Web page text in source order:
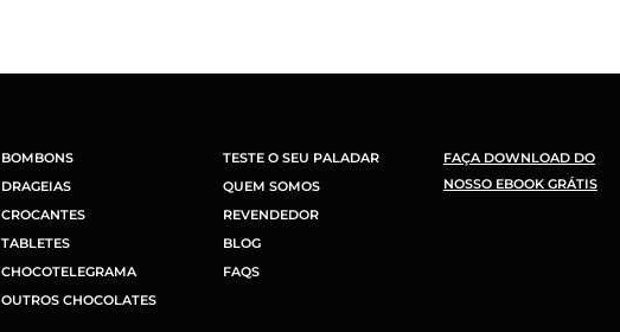
BOMBONS
DRAGEIAS
CROCANTES
TABLETES
CHOCOTELEGRAMA
OUTROS CHOCOLATES
TESTE O SEU PALADAR
QUEM SOMOS
REVENDEDOR
BLOG
FAQS
FAÇA DOWNLOAD DO
NOSSO EBOOK GRÁTIS